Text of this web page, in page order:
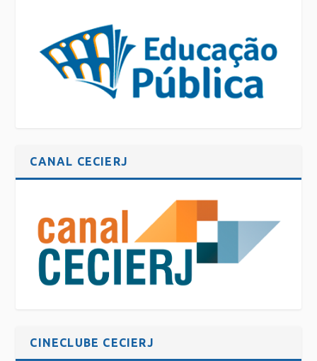
CANAL CECIERJ
CINECLUBE CECIERJ